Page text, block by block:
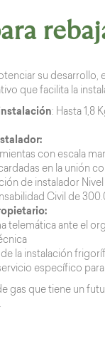
su
que facilita la
: Hasta 1,8
con escala
en la unión
de instalador Nivel
Civil de
telemática ante el
la instalación
específico
gas que tiene un